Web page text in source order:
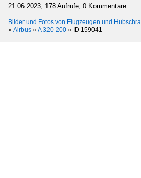
21.06.2023, 178 Aufrufe, 0 Kommentare
Bilder und Fotos von Flugzeugen und
» Airbus » A 320-200 » ID 159041